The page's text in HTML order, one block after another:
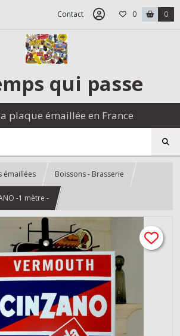
Contact 0 0
qui passe
plaque émaillée en France
émaillées Boissons - Brasserie
-1 mètre -